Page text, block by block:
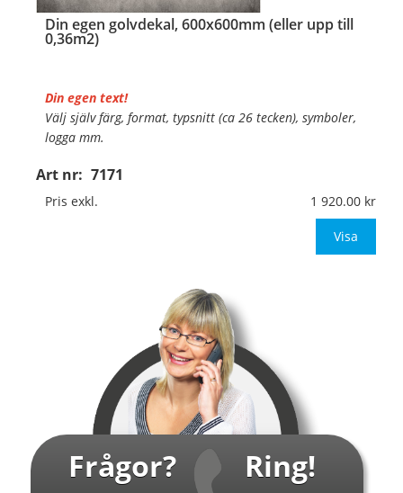
Din egen golvdekal, 600x600mm (eller upp till
0,36m2)
Art nr: 7171
Din egen text!
Välj själv färg, format, typsnitt (ca 26 tecken), symboler,
logga mm.
Material:Självhäftande, specialanpassat, halkfritt
material för golv
600x600mm (eller annat mått upp till 0,36m
Pris exkl. 1 920.00
Visa
Frågor? Ring!